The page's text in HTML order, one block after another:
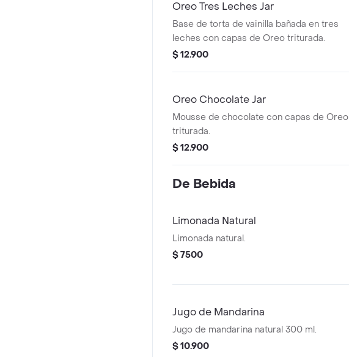
Oreo Tres Leches Jar
Base de torta de vainilla bañada en tres
leches con capas de Oreo triturada.
$ 12.900
Oreo Chocolate Jar
Mousse de chocolate con capas de Oreo
triturada.
$ 12.900
De Bebida
Limonada Natural
Limonada natural.
$ 7500
Jugo de Mandarina
Jugo de mandarina natural 300 ml.
$ 10.900